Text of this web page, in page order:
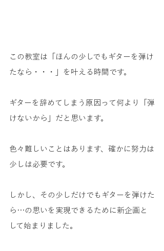
この教室は「ほんの少しでもギターを弾け
たなら・・・」を叶える時間です。
ギターを辞めてしまう原因って何より「弾
けないから」だと思います。
色々難しいことはあります、確かに努力は
少しは必要です。
しかし、その少しだけでもギターを弾けた
ら…の思いを実現できるために新企画と
して始まりました。